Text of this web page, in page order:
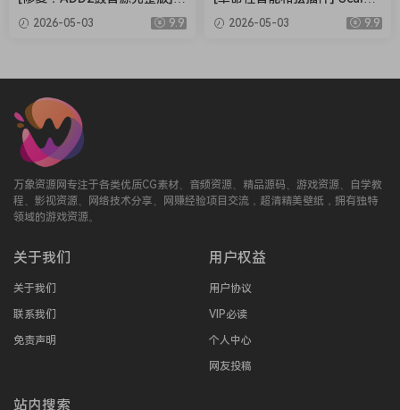
LN Audio Addictive Drums 2
Complete v2.9.0.4 FIXED ON
2026-05-03 9.9
Music Scaler 3 v3.2.2 Regge
d-HCiSO [MacOSX]（1.45G
2026-05-03 9.9
万象资源网专注于各类优质CG素材、音频资源、精品源码、游戏资源、自学教
程、影视资源、网络技术分享、网赚经验项目交流，超清精美壁纸，拥有独特
领域的游戏资源。
关于我们
关于我们
联系我们
免责声明
用户权益
用户协议
VIP必读
个人中心
网友投稿
站内搜索